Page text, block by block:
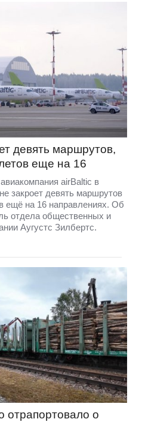
девять маршрутов,
еще на 16
airBaltic в
закроет девять маршрутов
ещё на 16 направлениях. Об
отдела общественных и
Аугустс Зилбертс.
отрапортовало о